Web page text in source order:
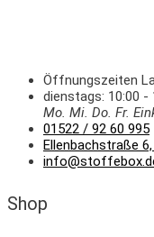
Öffnungszeiten
dienstags: 10:00 -
Mo. Mi. Do. Fr.
01522 / 92 60 995
Ellenbachstraße
Shop